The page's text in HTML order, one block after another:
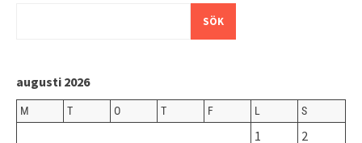
SÖK
augusti 2026
M T O T F L S
1
2